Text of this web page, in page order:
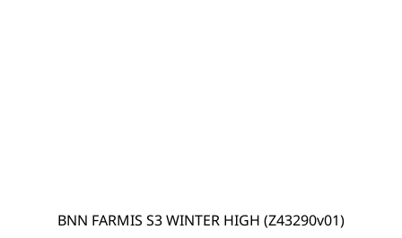
BNN FARMIS S3 WINTER HIGH (Z43290v01)